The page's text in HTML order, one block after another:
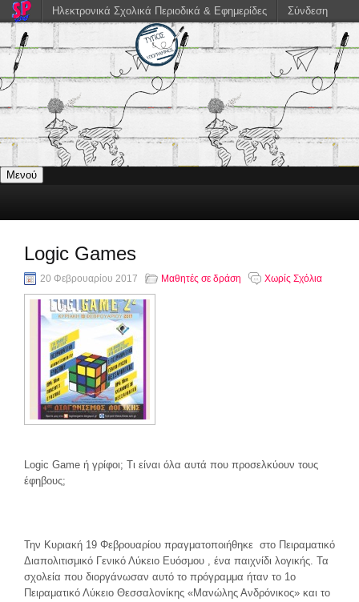
Μενού
Logic Games
20 Φεβρουαρίου 2017 Μαθητές σε δράση Χωρίς Σχόλια
Logic Game ή γρίφοι; Τι είναι όλα αυτά που προσελκύουν τους
έφηβους;
Την Κυριακή 19 Φεβρουαρίου πραγματοποιήθηκε στο Πειραματικό
Διαπολιτισμικό Γενικό Λύκειο Ευόσμου , ένα παιχνίδι λογικής. Τα
σχολεία που διοργάνωσαν αυτό το πρόγραμμα ήταν το 1ο
Πειραματικό Λύκειο Θεσσαλονίκης «Μανώλης Ανδρόνικος» και το
Ηλεκτρονικά Σχολικά Περιοδικά & Εφημερίδες Σύνδεση